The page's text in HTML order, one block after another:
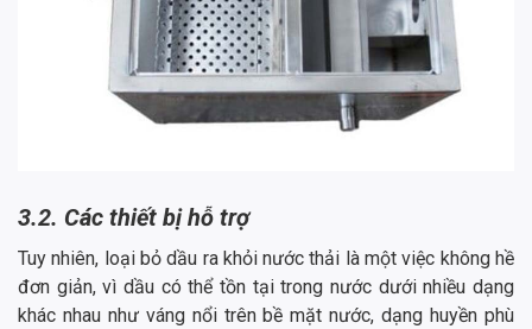
3.2. Các thiết bị hỗ trợ
Tuy nhiên, loại bỏ dầu ra khỏi nước thải là một việc không hề
đơn giản, vì dầu có thể tồn tại trong nước dưới nhiều dạng
khác nhau như váng nổi trên bề mặt nước, dạng huyền phù